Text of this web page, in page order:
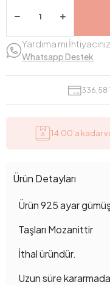
Yardıma mı
Whatsapp Destek
336,58
14:00’a kadar
Ürün Detayları
Ürün 925 ayar
Taşları Mozanittir
İthal üründür.
Uzun süre